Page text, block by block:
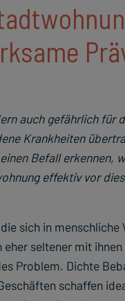
auch gefährlich für
Krankheiten
Befall erkennen,
effektiv vor
sich in menschliche
eher seltener mit
Problem. Dichte
schaffen